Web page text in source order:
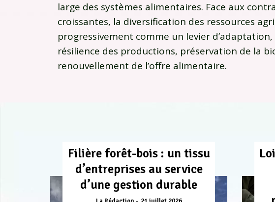
large des systèmes alimentaires. Face aux
croissantes, la diversification des ressources
progressivement comme un levier
résilience des productions, préservation de la
renouvellement de l’offre alimentaire.
Filière forêt-bois : un tissu
d’entreprises au service
d’une gestion durable